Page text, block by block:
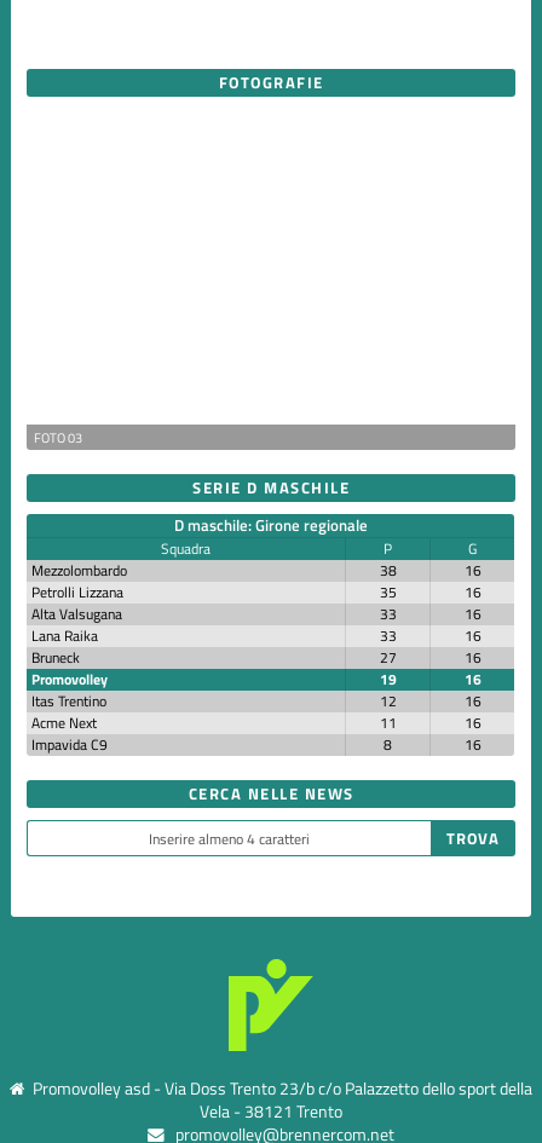
FOTOGRAFIE
FOTO 03
SERIE D MASCHILE
D maschile: Girone regionale
Squadra P
G
Mezzolombardo
38
16
Petrolli Lizzana
35
16
Alta Valsugana
33
16
Lana Raika
33
16
Bruneck
27
16
Promovolley
19
16
Itas Trentino
12
16
Acme Next
11
16
Impavida C9
8 16
CERCA NELLE NEWS
Promovolley asd - Via Doss Trento 23/b c/o Palazzetto dello sport della
Vela - 38121 Trento
promovolley@brennercom.net